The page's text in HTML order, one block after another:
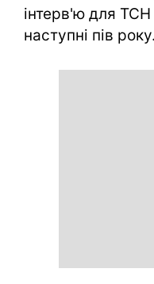
інтерв'ю для ТСН
наступні пів року.